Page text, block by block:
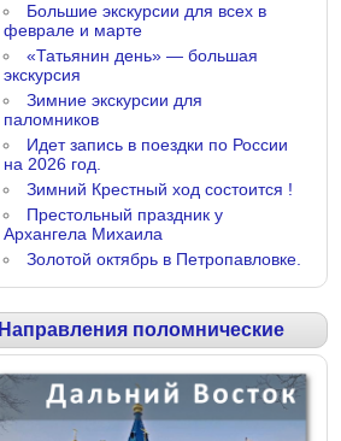
Большие экскурсии для всех в
феврале и марте
«Татьянин день» — большая
экскурсия
Зимние экскурсии для
паломников
Идет запись в поездки по России
на 2026 год.
Зимний Крестный ход состоится !
Престольный праздник у
Архангела Михаила
Золотой октябрь в Петропавловке.
Направления поломнические